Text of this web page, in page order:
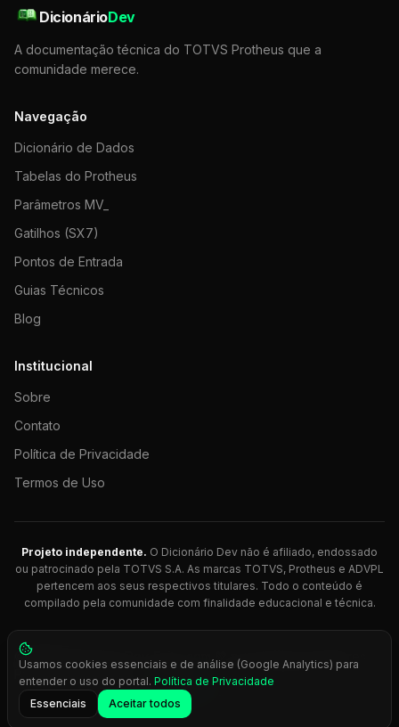
DicionárioDev
A documentação técnica do TOTVS Protheus que a
comunidade merece.
Navegação
Dicionário de Dados
Tabelas do Protheus
Parâmetros MV_
Gatilhos (SX7)
Pontos de Entrada
Guias Técnicos
Blog
Institucional
Sobre
Contato
Política de Privacidade
Termos de Uso
Projeto independente. O Dicionário Dev não é afiliado, endossado
ou patrocinado pela TOTVS S.A. As marcas TOTVS, Protheus e ADVPL
pertencem aos seus respectivos titulares. Todo o conteúdo é
compilado pela comunidade com finalidade educacional e técnica.
© 2026 Dicionário Dev. Feito com 💚 para desenvolvedores
Protheus.
Press Ctrl+K
Usamos cookies essenciais e de análise (Google Analytics) para
entender o uso do portal. Política de Privacidade
Essenciais
Aceitar todos